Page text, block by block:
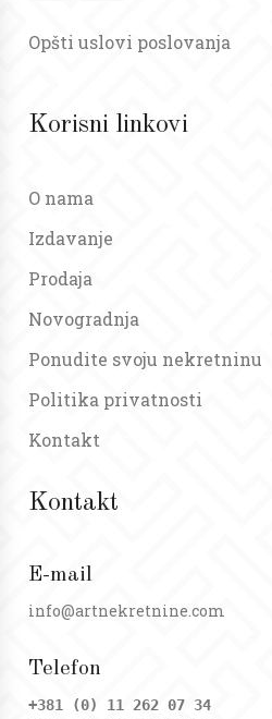
Opšti uslovi poslovanja
Korisni linkovi
O nama
Izdavanje
Prodaja
Novogradnja
Ponudite svoju nekretninu
Politika privatnosti
Kontakt
Kontakt
E-mail
info@artnekretnine.com
Telefon
+381 (0) 11 262 07 34